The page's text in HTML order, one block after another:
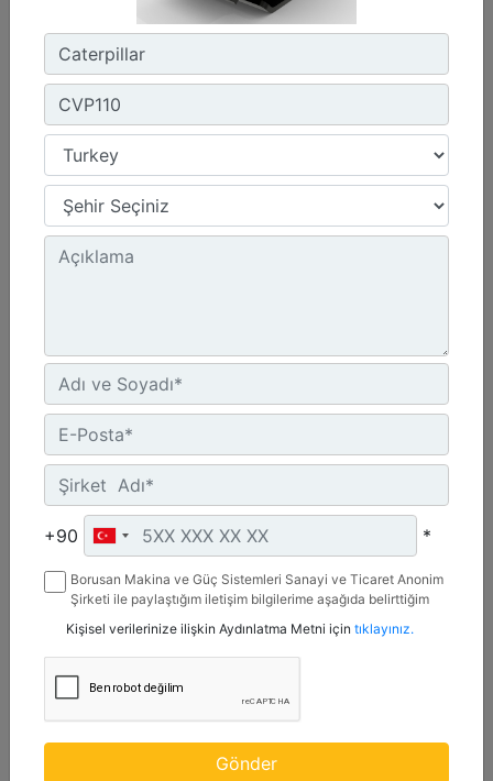
Darbe Kuvveti :
16508 lb - 74 kN
Detay
Darbe Kuvveti :
+90 *
Borusan Makina ve Güç Sistemleri Sanayi ve Ticaret Anonim
Şirketi ile paylaştığım iletişim bilgilerime aşağıda belirttiğim
mesaj gönderilmesine izin veriyorum.
Kişisel verilerinize ilişkin Aydınlatma Metni için tıklayınız.
Gönder